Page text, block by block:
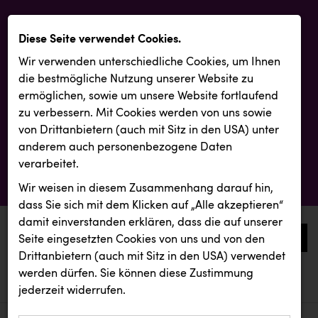
0
aktuelle aussendungen
aktuelle aussendungen
Diese Seite verwendet Cookies.
Wir verwenden unterschiedliche Cookies, um Ihnen
die best­mögliche Nutzung unserer Website zu
ermöglichen, sowie um unsere Website fortlaufend
zu verbessern. Mit Cookies werden von uns sowie
von Drittanbietern (auch mit Sitz in den USA) unter
anderem auch personenbezogene Daten
verarbeitet.
Wir weisen in diesem Zusammenhang darauf hin,
dass Sie sich mit dem Klicken auf „Alle akzeptieren“
damit ein­ver­standen erklären, dass die auf unserer
Seite eingesetzten Cookies von uns und von den
Drittanbietern (auch mit Sitz in den USA) verwendet
werden dürfen. Sie können diese Zustimmung
jederzeit widerrufen.